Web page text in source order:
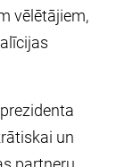
vēlētājiem,
un